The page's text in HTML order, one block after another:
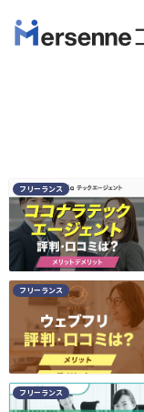
フリーランス
フリーランス
フリーランス